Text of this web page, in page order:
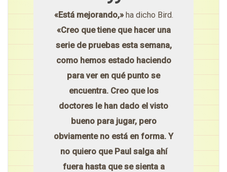
«Está mejorando,»ha dicho Bird.
«Creo que tiene que hacer una
serie de pruebas esta semana,
como hemos estado haciendo
para ver en qué punto se
encuentra. Creo que los
doctores le han dado el visto
bueno para jugar, pero
obviamente no está en forma. Y
no quiero que Paul salga ahí
fuera hasta que se sienta a